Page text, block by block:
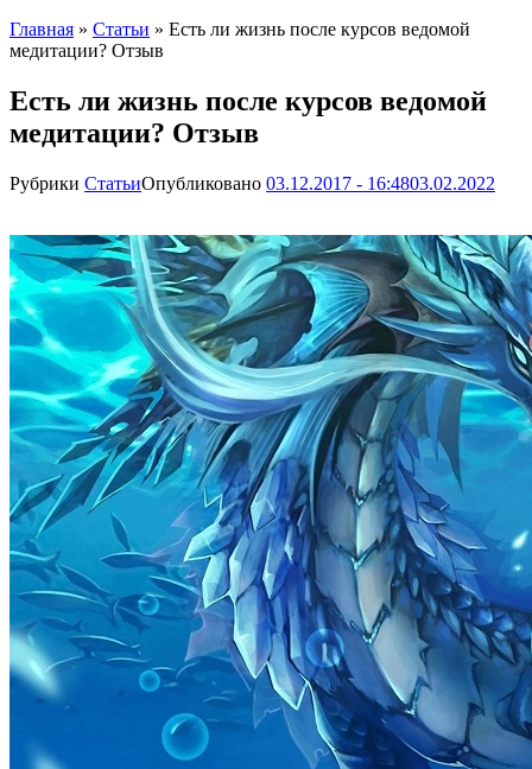
Главная » Статьи » Есть ли жизнь после курсов ведомой
медитации? Отзыв
Есть ли жизнь после курсов ведомой
медитации? Отзыв
Рубрики СтатьиОпубликовано 03.12.2017 - 16:4803.02.2022